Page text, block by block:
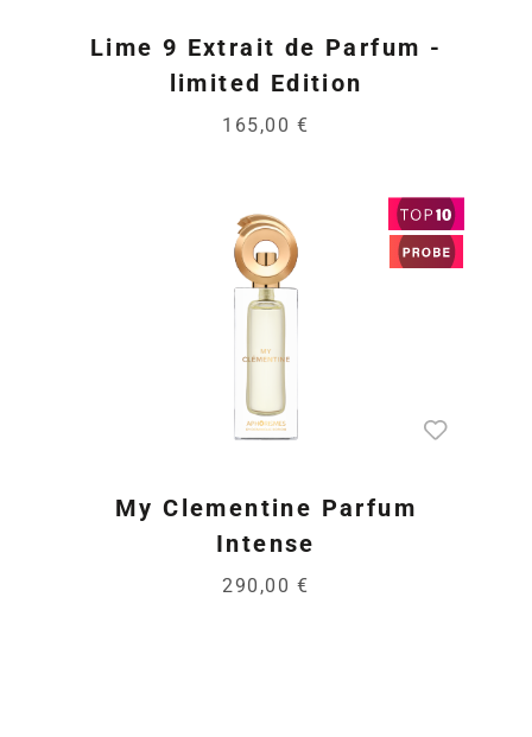
Lime 9 Extrait de Parfum -
limited Edition
165,00 €
My Clementine Parfum
Intense
290,00 €